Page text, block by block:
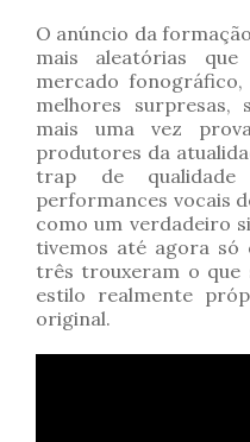
O anúncio da
mais aleatórias
mercado
melhores surpresas,
mais uma vez
produtores da
trap de
performances vocais
como um verdadeiro
tivemos até agora só
três trouxeram o que
estilo realmente
original.